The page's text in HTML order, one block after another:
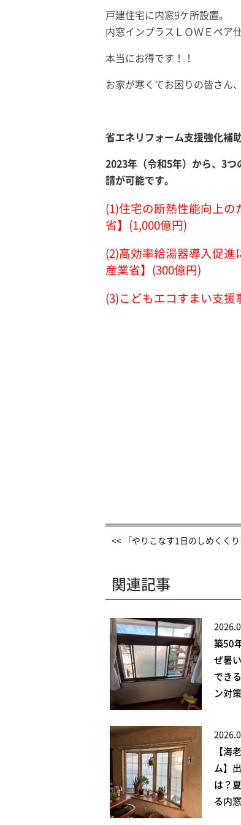
戸建住宅に内窓9ケ所設置。
内窓インプラスＬＯＷＥペア
本当にお得です！！
お家が寒くてお困りの皆さん
省エネリフォーム支援強化補
2023年（令和5年）から、3つ
請が可能です。
(1)住宅の断熱性能向上
省】(1,000億円)
(2)高効率給湯器導入促
産業省】(300億円)
(3)こどもエコすまい支援
<< 「やりこなす1日のしめくくり
関連記事
築50
ぜ暑
でき
ン対策
【海
ム】
は？
る内